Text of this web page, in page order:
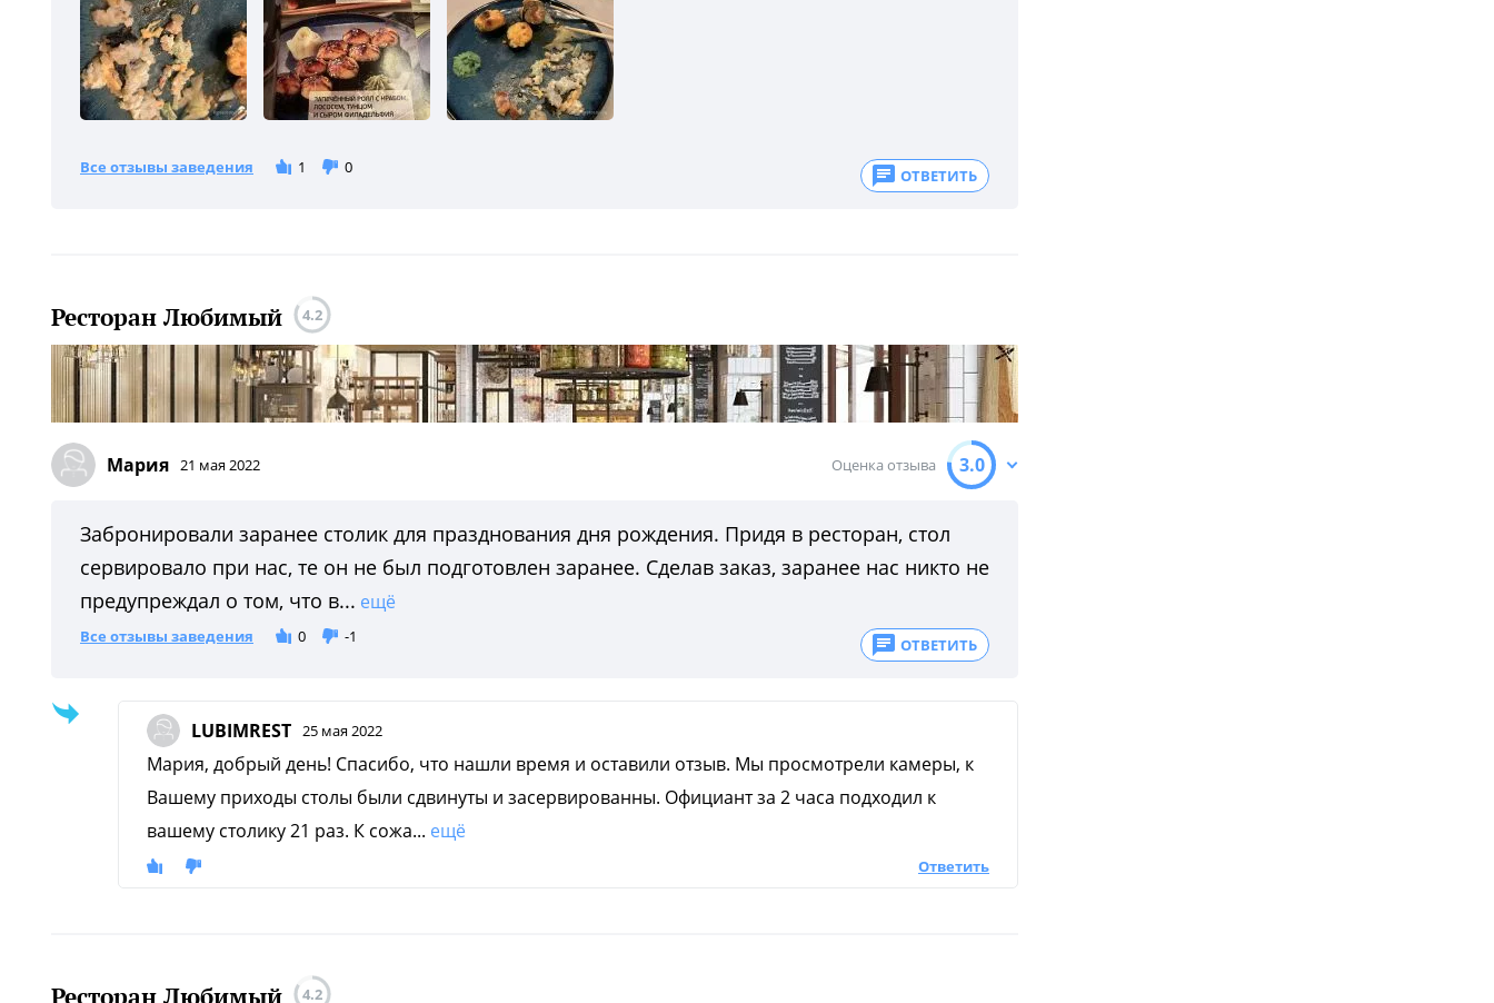
Все отзывы заведения 1 0 ОТВЕТИТЬ
Ресторан Любимый 4.2
Мария 21 мая 2022 Оценка отзыва 3.0
Забронировали заранее столик для празднования дня рождения. Придя в ресторан, стол
сервировало при нас, те он не был подготовлен заранее. Сделав заказ, заранее нас никто не
предупреждал о том, что в... ещё
Все отзывы заведения 0 -1 ОТВЕТИТЬ
LUBIMREST 25 мая 2022
Мария, добрый день! Спасибо, что нашли время и оставили отзыв. Мы просмотрели камеры, к
Вашему приходы столы были сдвинуты и засервированны. Официант за 2 часа подходил к
вашему столику 21 раз. К сожа... ещё
Ответить
Ресторан Любимый 4.2